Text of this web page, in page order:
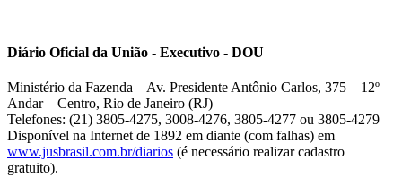
Diário Oficial da União - Executivo - DOU
Ministério da Fazenda – Av. Presidente Antônio Carlos, 375 – 12º
Andar – Centro, Rio de Janeiro (RJ)
Telefones: (21) 3805-4275, 3008-4276, 3805-4277 ou 3805-4279
Disponível na Internet de 1892 em diante (com falhas) em
www.jusbrasil.com.br/diarios (é necessário realizar cadastro
gratuito).